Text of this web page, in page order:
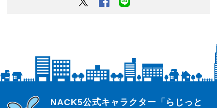
らじっと君
NACK5公式キャラクター「らじっと